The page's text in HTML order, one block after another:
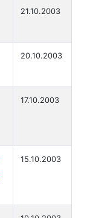
21.10.2003
20.10.2003
17.10.2003
15.10.2003